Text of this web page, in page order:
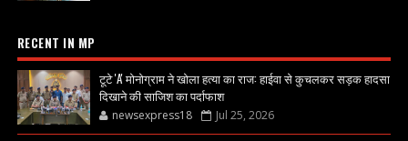
RECENT IN MP
टूटे 'A' मोनोग्राम ने खोला हत्या का राज: हाईवा से कुचलकर सड़क हादसा
दिखाने की साजिश का पर्दाफाश
newsexpress18 Jul 25, 2026